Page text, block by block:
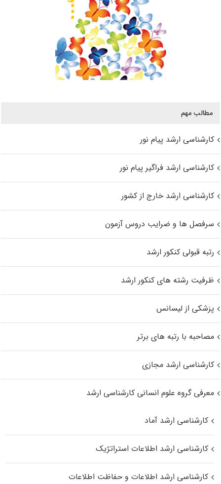
مطالب مهم
کارشناسی ارشد پیام نور
کارشناسی ارشد فراگیر پیام نور
کارشناسی ارشد خارج از کشور
سرفصل ها و ضرایب دروس آزمون
رتبه قبولی کنکور ارشد
ظرفیت رشته های کنکور ارشد
پزشکی از لیسانس
مصاحبه با رتبه های برتر
کارشناسی ارشد مجازی
معرفی گروه علوم انسانی کارشناسی ارشد
کارشناسی ارشد آماد
کارشناسی ارشد اطلاعات استراتژیک
کارشناسی ارشد اطلاعات و حفاظت اطلاعات